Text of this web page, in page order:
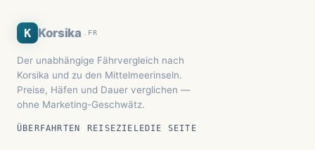
K Korsika .FR
Der unabhängige Fährvergleich nach
Korsika und zu den Mittelmeerinseln.
Preise, Häfen und Dauer verglichen —
ohne Marketing-Geschwätz.
ÜBERFAHRTEN REISEZIELEDIE SEITE